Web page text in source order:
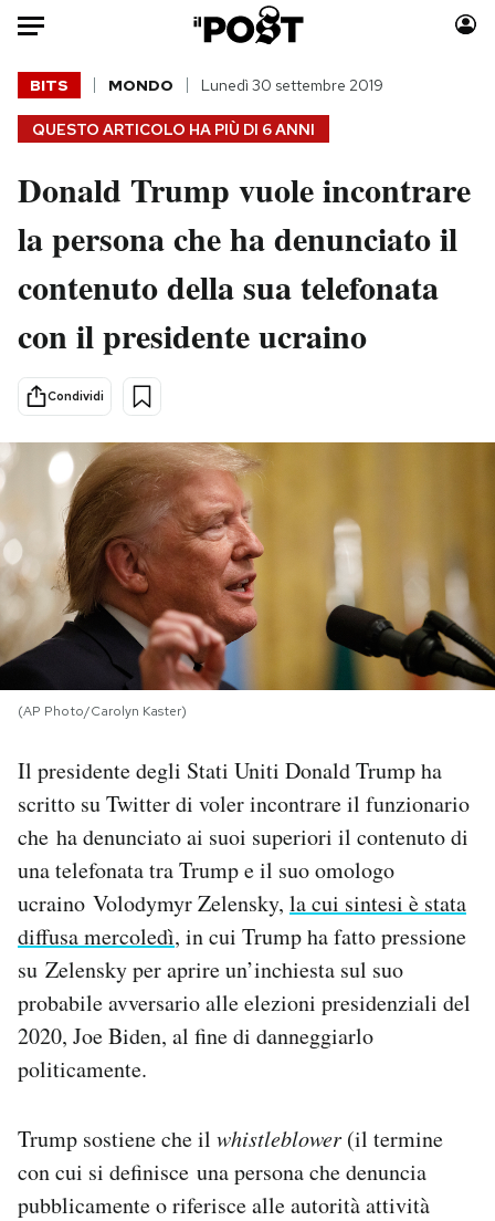
Auto
HOME
Italia
Politica
Tecnologia
Scienza
Cultura
Economia
Sport
Moda
Consumismi
Storie/Idee
Media
Mondiali calcio 2026
PODCAST
NEWSLETTER
I MIEI PREFERITI
CALENDARIO
AREA PERSONALE
Area Personale
Newsletter
Notifiche mobile
Regala il Post
Hai bisogno di aiuto?
QUESTO ARTICOLO HA PIÙ DI 6 ANNI
BITS MONDO Lunedì 30 settembre 2019
Donald Trump vuole incontrare
la persona che ha denunciato il
contenuto della sua telefonata
con il presidente ucraino
Condividi
(AP Photo/Carolyn Kaster)
Il presidente degli Stati Uniti Donald Trump ha
scritto su Twitter di voler incontrare il funzionario
che ha denunciato ai suoi superiori il contenuto di
una telefonata tra Trump e il suo omologo
ucraino Volodymyr Zelensky, la cui sintesi è stata
diffusa mercoledì, in cui Trump ha fatto pressione
su Zelensky per aprire un’inchiesta sul suo
probabile avversario alle elezioni presidenziali del
2020, Joe Biden, al fine di danneggiarlo
politicamente.
Trump sostiene che il whistleblower (il termine
con cui si definisce una persona che denuncia
pubblicamente o riferisce alle autorità attività